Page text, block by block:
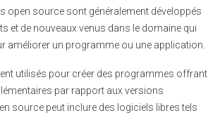
open source sont généralement développés
et de nouveaux venus dans le domaine qui
améliorer un programme ou une application.
utilisés pour créer des programmes offrant
par rapport aux versions
source peut inclure des logiciels libres tels